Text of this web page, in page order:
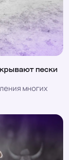
пески
многих